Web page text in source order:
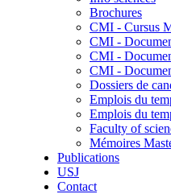
Brochures
CMI - Cursus
CMI -
CMI -
CMI -
Dossiers de
Emplois du
Emplois du
Faculty of
Mémoires
Publications
USJ
Contact